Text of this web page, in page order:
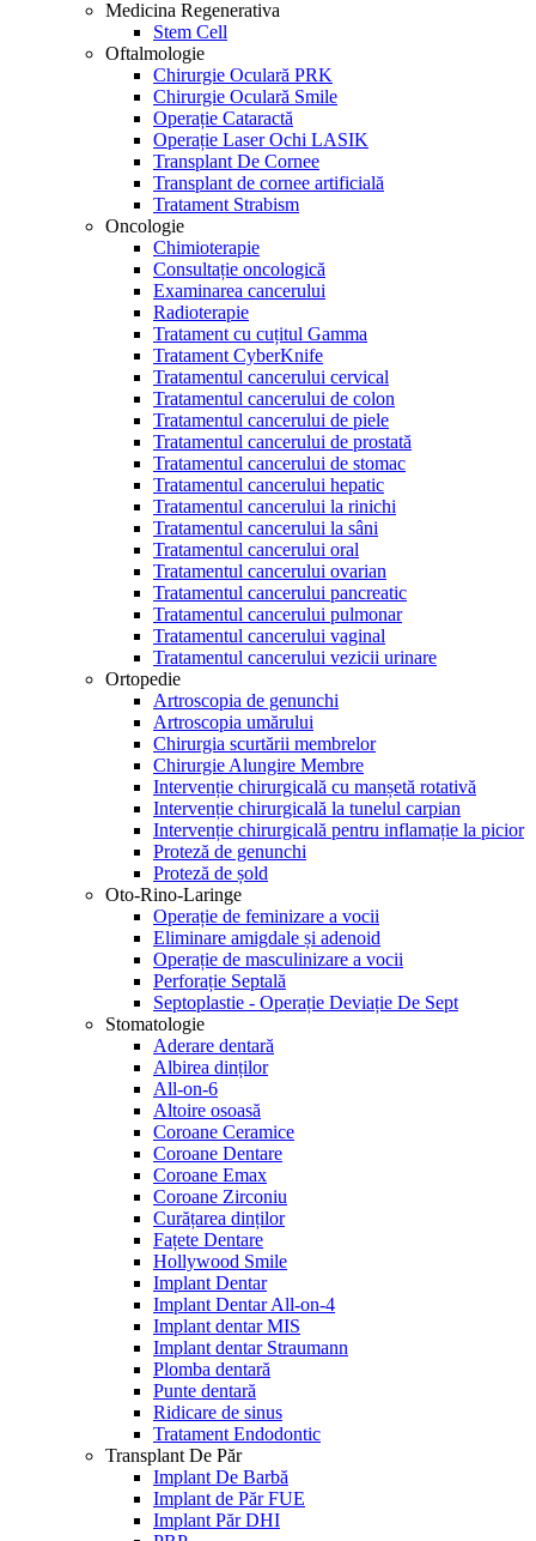
Medicina Regenerativa
Stem Cell
Oftalmologie
Chirurgie Oculară PRK
Chirurgie Oculară Smile
Operație Cataractă
Operație Laser Ochi LASIK
Transplant De Cornee
Transplant de cornee artificială
Tratament Strabism
Oncologie
Chimioterapie
Consultație oncologică
Examinarea cancerului
Radioterapie
Tratament cu cuțitul Gamma
Tratament CyberKnife
Tratamentul cancerului cervical
Tratamentul cancerului de colon
Tratamentul cancerului de piele
Tratamentul cancerului de prostată
Tratamentul cancerului de stomac
Tratamentul cancerului hepatic
Tratamentul cancerului la rinichi
Tratamentul cancerului la sâni
Tratamentul cancerului oral
Tratamentul cancerului ovarian
Tratamentul cancerului pancreatic
Tratamentul cancerului pulmonar
Tratamentul cancerului vaginal
Tratamentul cancerului vezicii urinare
Ortopedie
Artroscopia de genunchi
Artroscopia umărului
Chirurgia scurtării membrelor
Chirurgie Alungire Membre
Intervenție chirurgicală cu manșetă rotativă
Intervenție chirurgicală la tunelul carpian
Intervenție chirurgicală pentru inflamație la picior
Proteză de genunchi
Proteză de șold
Oto-Rino-Laringe
Operație de feminizare a vocii
Eliminare amigdale și adenoid
Operație de masculinizare a vocii
Perforație Septală
Septoplastie - Operație Deviație De Sept
Stomatologie
Aderare dentară
Albirea dinților
All-on-6
Altoire osoasă
Coroane Ceramice
Coroane Dentare
Coroane Emax
Coroane Zirconiu
Curățarea dinților
Fațete Dentare
Hollywood Smile
Implant Dentar
Implant Dentar All-on-4
Implant dentar MIS
Implant dentar Straumann
Plomba dentară
Punte dentară
Ridicare de sinus
Tratament Endodontic
Transplant De Păr
Implant De Barbă
Implant de Păr FUE
Implant Păr DHI